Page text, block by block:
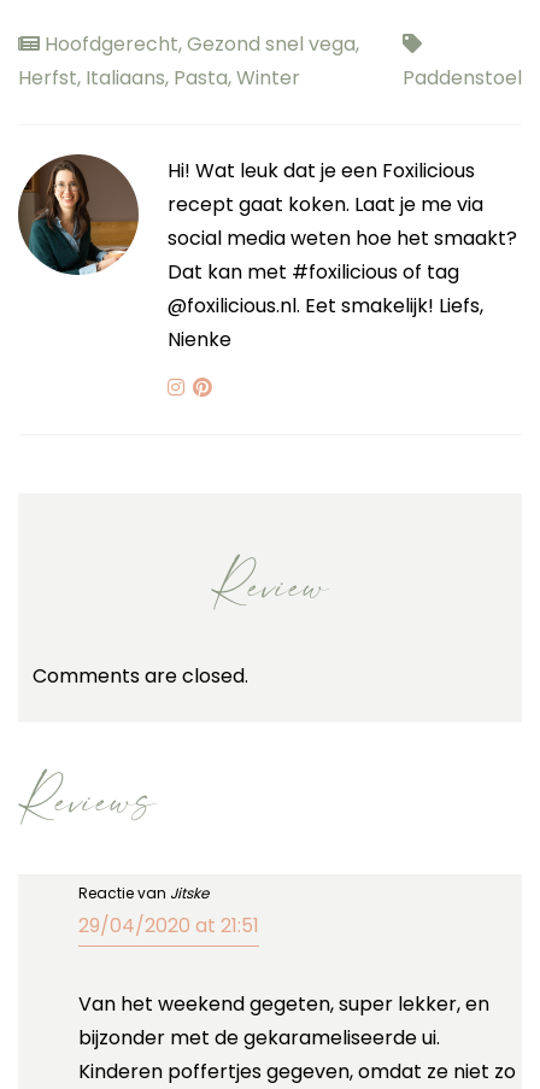
Hoofdgerecht,Gezond snel vega,
Herfst, Italiaans, Pasta,Winter Paddenstoel
Hi! Wat leuk dat je een Foxilicious
recept gaat koken. Laat je me via
social media weten hoe het smaakt?
Dat kan met #foxilicious of tag
@foxilicious.nl. Eet smakelijk! Liefs,
Nienke
Review
Comments are closed.
Reviews
Reactie van Jitske
29/04/2020 at 21:51
Van het weekend gegeten, super lekker, en
bijzonder met de gekarameliseerde ui.
Kinderen poffertjes gegeven, omdat ze niet zo